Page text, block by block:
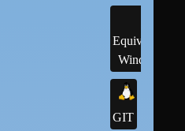
Equivalents
Windows
GIT